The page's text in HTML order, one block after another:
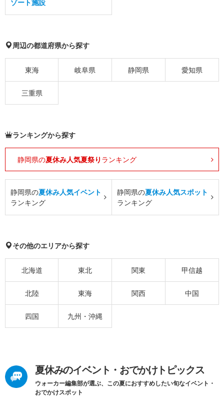
ゾート施設
周辺の都道府県から探す
東海 岐阜県 静岡県 愛知県
三重県
ランキングから探す
静岡県の夏休み人気夏祭り ランキング
静岡県の夏休み人気イベント
ランキング
静岡県の夏休み人気スポット
ランキング
その他のエリアから探す
北海道 東北 関東 甲信越
北陸 東海 関西 中国
四国 九州・沖縄
夏休みのイベント・おでかけトピックス
ウォーカー編集部が選ぶ、この夏におすすめしたい旬なイベント・
おでかけスポット